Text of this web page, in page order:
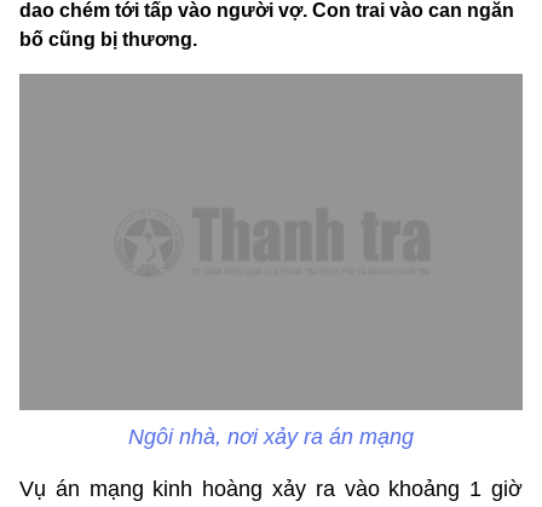
dao chém tới tấp vào người vợ. Con trai vào can ngăn
bố cũng bị thương.
Ngôi nhà, nơi xảy ra án mạng
Vụ án mạng kinh hoàng xảy ra vào khoảng 1 giờ